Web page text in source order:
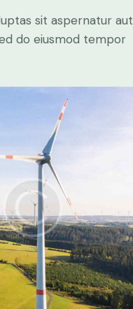
sit aspernatur aut
do eiusmod tempor